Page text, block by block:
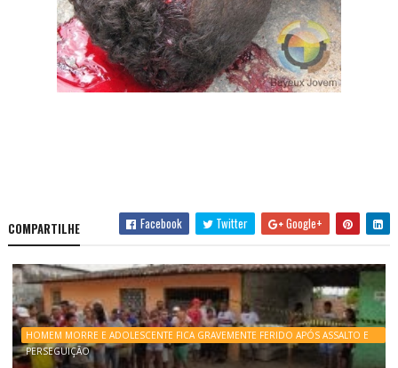
COMPARTILHE Facebook Twitter Google+
HOMEM MORRE E ADOLESCENTE FICA GRAVEMENTE FERIDO APÓS ASSALTO E
PERSEGUIÇÃO